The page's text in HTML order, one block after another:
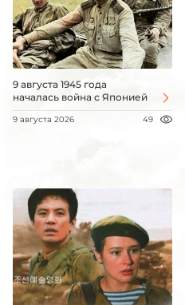
9 августа 1945 года
началась война с Японией
9 августа 2026 49